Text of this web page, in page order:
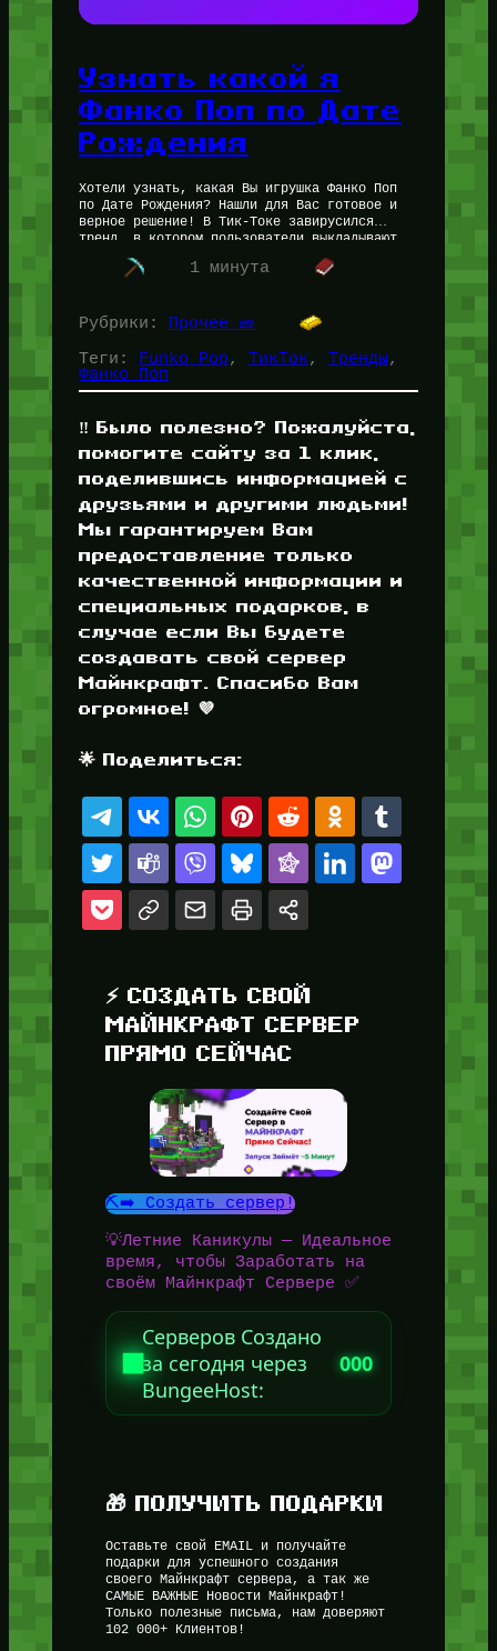
Узнать какой я
Фанко Поп по Дате
Рождения
Хотели узнать, какая Вы игрушка Фанко Поп
по Дате Рождения? Нашли для Вас готовое и
верное решение! В Тик-Токе завирусился
тренд, в котором пользователи выкладывают
игрушки фанко-поп по своей дате…
1 минута
Рубрики:
Прочее 🧱
Теги: Funko Pop, ТикТок, Тренды
Фанко Поп
‼️ Было полезно? Пожалуйста,
помогите сайту за 1 клик,
поделившись информацией с
друзьями и другими людьми!
Мы гарантируем Вам
предоставление только
качественной информации и
специальных подарков, в
случае если Вы будете
создавать свой сервер
Майнкрафт. Спасибо Вам
огромное! 💜
🌟 Поделиться:
⚡ СОЗДАТЬ СВОЙ
МАЙНКРАФТ СЕРВЕР
ПРЯМО СЕЙЧАС
⛏️➡️ Создать сервер!
💡Летние Каникулы — Идеальное
время, чтобы Заработать на
своём Майнкрафт Сервере ✅
Серверов Создано
за сегодня через
BungeeHost:
000
🎁 ПОЛУЧИТЬ ПОДАРКИ
Оставьте свой EMAIL и получайте
подарки для успешного создания
своего Майнкрафт сервера, а так же
САМЫЕ ВАЖНЫЕ Новости Майнкрафт!
Только полезные письма, нам доверяют
102 000+ Клиентов!